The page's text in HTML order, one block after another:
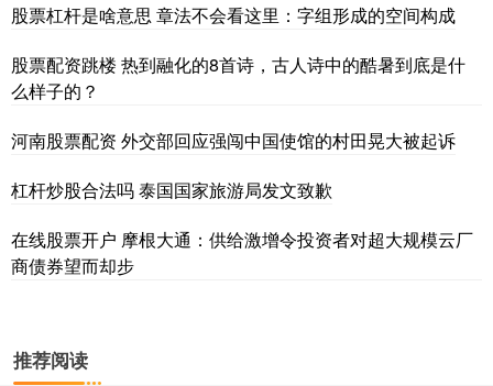
股票杠杆是啥意思 章法不会看这里：字组形成的空间构成
股票配资跳楼 热到融化的8首诗，古人诗中的酷暑到底是什
么样子的？
河南股票配资 外交部回应强闯中国使馆的村田晃大被起诉
杠杆炒股合法吗 泰国国家旅游局发文致歉
在线股票开户 摩根大通：供给激增令投资者对超大规模云厂
商债券望而却步
推荐阅读